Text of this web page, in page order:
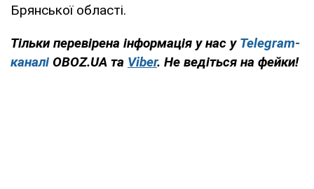
Брянської області.
Тільки перевірена інформація у нас у Telegram-
каналі OBOZ.UA та Viber. Не ведіться на фейки!